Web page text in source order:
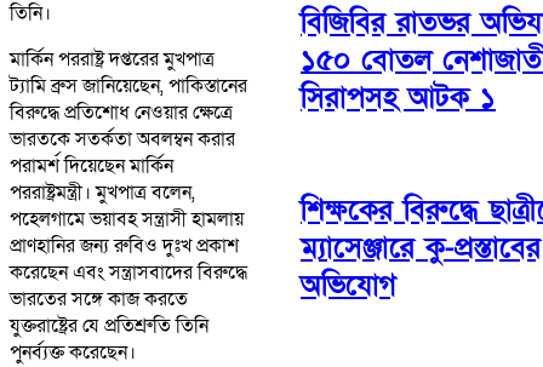
তিনি।
মার্কিন পররাষ্ট্র দপ্তরের মুখপাত্র
ট্যামি ব্রুস জানিয়েছেন, পাকিস্তানের
বিরুদ্ধে প্রতিশোধ নেওয়ার ক্ষেত্রে
ভারতকে সতর্কতা অবলম্বন করার
পরামর্শ দিয়েছেন মার্কিন
পররাষ্ট্রমন্ত্রী। মুখপাত্র বলেন,
পহেলগামে ভয়াবহ সন্ত্রাসী হামলায়
প্রাণহানির জন্য রুবিও দুঃখ প্রকাশ
করেছেন এবং সন্ত্রাসবাদের বিরুদ্ধে
ভারতের সঙ্গে কাজ করতে
যুক্তরাষ্ট্রের যে প্রতিশ্রুতি তিনি
পুনর্ব্যক্ত করেছেন।
বিজিবির রাতভর
১৫০ বোতল
সিরাপসহ আটক ১
শিক্ষকের বিরুদ্ধে
ম্যাসেঞ্জারে কু-প্রস্তাবের
অভিযোগ